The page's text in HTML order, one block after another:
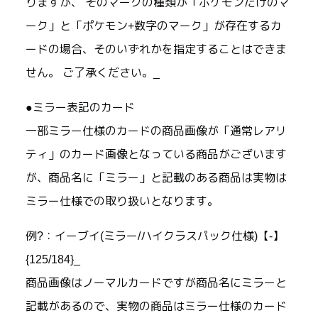
りますが、 そのマークの種類が「ポケモンだけのマ
ーク」と「ポケモン+数字のマーク」が存在するカ
ードの場合、そのいずれかを指定することはできま
せん。 ご了承ください。_
●ミラー表記のカード
一部ミラー仕様のカードの商品画像が「通常レアリ
ティ」のカード画像となっている商品がございます
が、商品名に「ミラー」と記載のある商品は実物は
ミラー仕様での取り扱いとなります。
例?：イーブイ(ミラー/ハイクラスパック仕様)【-】
{125/184}_
商品画像はノーマルカードですが商品名にミラーと
記載があるので、実物の商品はミラー仕様のカード